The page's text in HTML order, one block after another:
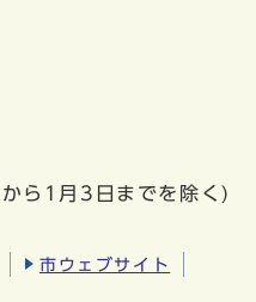
ら1月3日までを除く)
市ウェブサイト